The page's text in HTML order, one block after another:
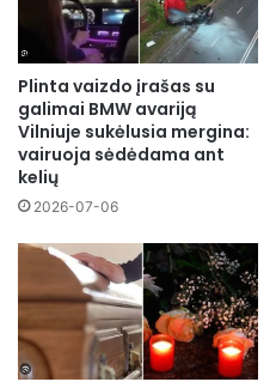
Plinta vaizdo įrašas su
galimai BMW avariją
Vilniuje sukėlusia mergina:
vairuoja sėdėdama ant
kelių
2026-07-06